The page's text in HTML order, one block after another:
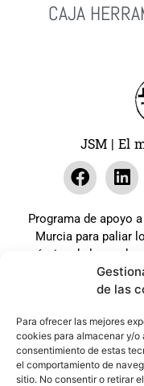
de las
Para ofrecer las mejores
cookies para almacenar y/o
consentimiento de estas
el comportamiento de
sitio. No consentir o retirar
CAJA
JSM | El
Programa de apoyo
Murcia para paliar
económica de la
coste cero
Expediente:
Web